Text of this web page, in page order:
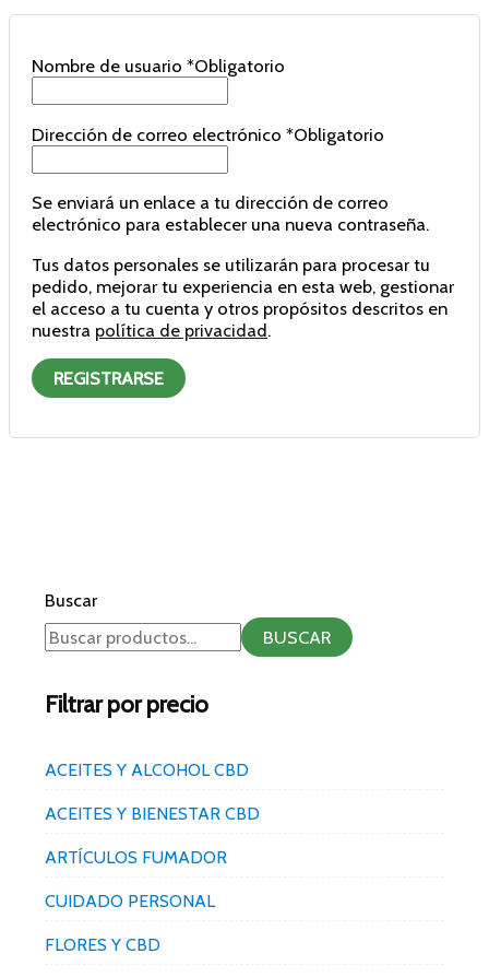
Buscar
BUSCAR
Filtrar por precio
ACEITES Y ALCOHOL CBD
ACEITES Y BIENESTAR CBD
ARTÍCULOS FUMADOR
CUIDADO PERSONAL
FLORES Y CBD
Nombre de usuario *Obligatorio
Dirección de correo electrónico *Obligatorio
Se enviará un enlace a tu dirección de correo
electrónico para establecer una nueva contraseña.
Tus datos personales se utilizarán para procesar tu
pedido, mejorar tu experiencia en esta web, gestionar
el acceso a tu cuenta y otros propósitos descritos en
nuestra política de privacidad.
REGISTRARSE